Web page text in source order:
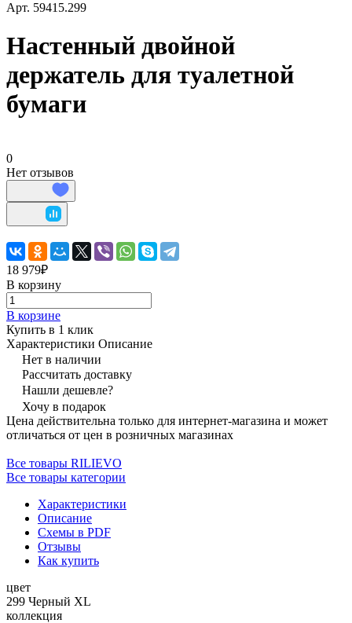
Арт. 59415.299
Настенный двойной
держатель для туалетной
бумаги
0
Нет отзывов
18 979₽
В корзину
В корзине
Купить в 1 клик
Характеристики Описание
Нет в наличии
Рассчитать доставку
Нашли дешевле?
Хочу в подарок
Цена действительна только для интернет-магазина и может
отличаться от цен в розничных магазинах
Все товары RILIEVO
Все товары категории
Характеристики
Описание
Схемы в PDF
Отзывы
Как купить
цвет
299 Черный XL
коллекция